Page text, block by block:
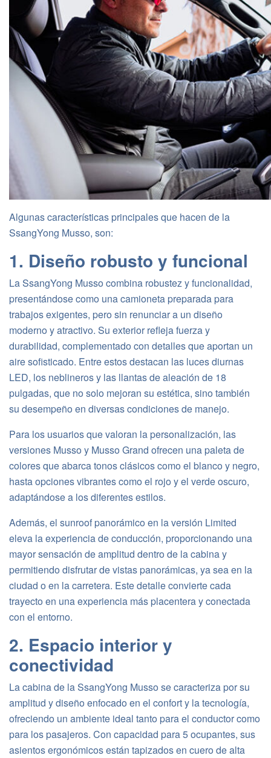
Algunas características principales que hacen de la
SsangYong Musso, son:
1. Diseño robusto y funcional
La SsangYong Musso combina robustez y funcionalidad,
presentándose como una camioneta preparada para
trabajos exigentes, pero sin renunciar a un diseño
moderno y atractivo. Su exterior refleja fuerza y
durabilidad, complementado con detalles que aportan un
aire sofisticado. Entre estos destacan las luces diurnas
LED, los neblineros y las llantas de aleación de 18
pulgadas, que no solo mejoran su estética, sino también
su desempeño en diversas condiciones de manejo.
Para los usuarios que valoran la personalización, las
versiones Musso y Musso Grand ofrecen una paleta de
colores que abarca tonos clásicos como el blanco y negro,
hasta opciones vibrantes como el rojo y el verde oscuro,
adaptándose a los diferentes estilos.
Además, el sunroof panorámico en la versión Limited
eleva la experiencia de conducción, proporcionando una
mayor sensación de amplitud dentro de la cabina y
permitiendo disfrutar de vistas panorámicas, ya sea en la
ciudad o en la carretera. Este detalle convierte cada
trayecto en una experiencia más placentera y conectada
con el entorno.
2. Espacio interior y
conectividad
La cabina de la SsangYong Musso se caracteriza por su
amplitud y diseño enfocado en el confort y la tecnología,
ofreciendo un ambiente ideal tanto para el conductor como
para los pasajeros. Con capacidad para 5 ocupantes, sus
asientos ergonómicos están tapizados en cuero de alta